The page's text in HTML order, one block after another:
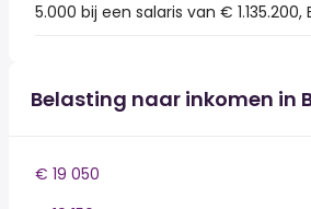
5.000 bij een salaris van € 1.135.200,
Belasting naar inkomen in
€ 19 050